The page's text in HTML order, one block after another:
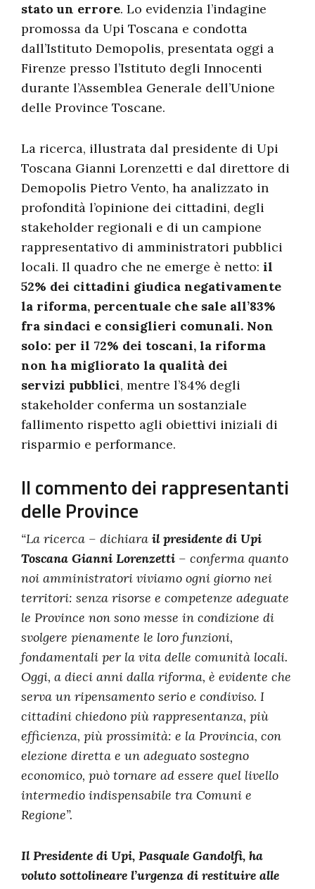
stato un errore. Lo evidenzia l’indagine
promossa da Upi Toscana e condotta
dall’Istituto Demopolis, presentata oggi a
Firenze presso l’Istituto degli Innocenti
durante l’Assemblea Generale dell’Unione
delle Province Toscane.
La ricerca, illustrata dal presidente di Upi
Toscana Gianni Lorenzetti e dal direttore di
Demopolis Pietro Vento, ha analizzato in
profondità l’opinione dei cittadini, degli
stakeholder regionali e di un campione
rappresentativo di amministratori pubblici
locali. Il quadro che ne emerge è netto: il
52% dei cittadini giudica negativamente
la riforma, percentuale che sale all’83%
fra sindaci e consiglieri comunali. Non
solo: per il 72% dei toscani, la riforma
non ha migliorato la qualità dei
servizi pubblici, mentre l’84% degli
stakeholder conferma un sostanziale
fallimento rispetto agli obiettivi iniziali di
risparmio e performance.
Il commento dei rappresentanti
delle Province
“La ricerca – dichiara il presidente di Upi
Toscana Gianni Lorenzetti – conferma quanto
noi amministratori viviamo ogni giorno nei
territori: senza risorse e competenze adeguate
le Province non sono messe in condizione di
svolgere pienamente le loro funzioni,
fondamentali per la vita delle comunità locali.
Oggi, a dieci anni dalla riforma, è evidente che
serva un ripensamento serio e condiviso. I
cittadini chiedono più rappresentanza, più
efficienza, più prossimità: e la Provincia, con
elezione diretta e un adeguato sostegno
economico, può tornare ad essere quel livello
intermedio indispensabile tra Comuni e
Regione”.
Il Presidente di Upi, Pasquale Gandolfi, ha
voluto sottolineare l’urgenza di restituire alle